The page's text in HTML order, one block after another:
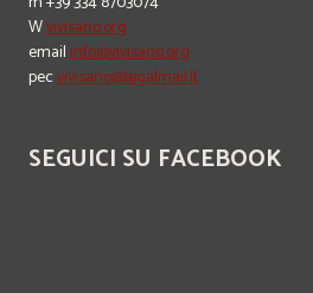
Wvivisano.org
emailinfo@vivisano.org
pecvivisano@legalmail.it
SEGUICI SU FACEBOOK